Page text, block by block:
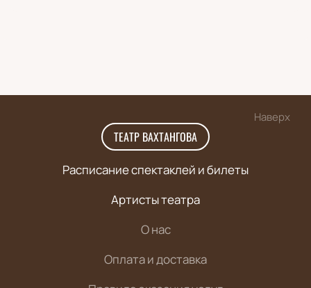
Наверх
ТЕАТР ВАХТАНГОВА
Расписание спектаклей и билеты
Артисты театра
О нас
Оплата и доставка